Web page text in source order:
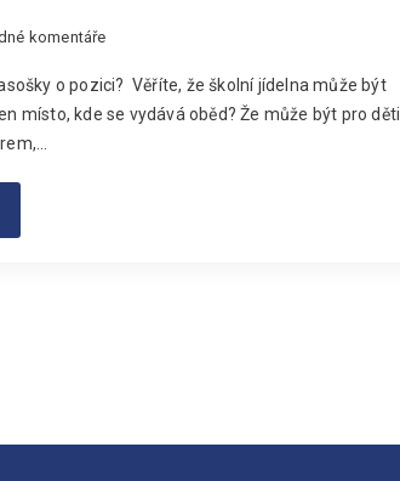
komentáře
o pozici? Věříte, že školní jídelna může být
místo, kde se vydává oběd? Že může být pro děti